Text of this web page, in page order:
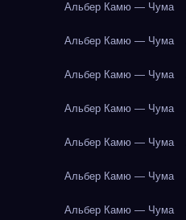
Альбер Камю — Чума
Альбер Камю — Чума
Альбер Камю — Чума
Альбер Камю — Чума
Альбер Камю — Чума
Альбер Камю — Чума
Альбер Камю — Чума